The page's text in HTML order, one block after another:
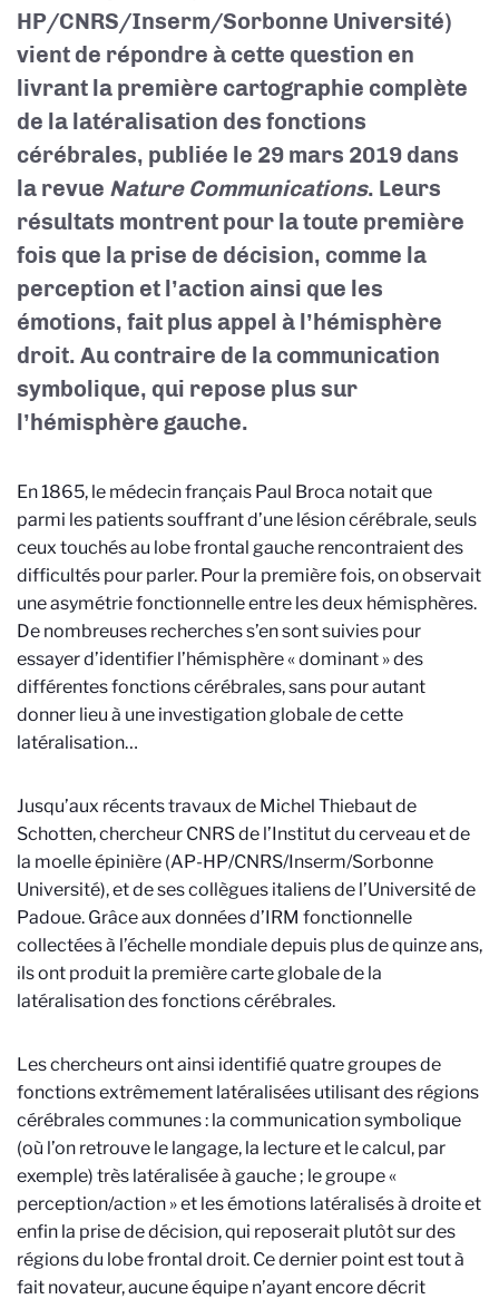
HP/CNRS/Inserm/Sorbonne Université)
vient de répondre à cette question en
livrant la première cartographie complète
de la latéralisation des fonctions
cérébrales, publiée le 29 mars 2019 dans
la revue Nature Communications. Leurs
résultats montrent pour la toute première
fois que la prise de décision, comme la
perception et l’action ainsi que les
émotions, fait plus appel à l’hémisphère
droit. Au contraire de la communication
symbolique, qui repose plus sur
l’hémisphère gauche.
En 1865, le médecin français Paul Broca notait que
parmi les patients souffrant d’une lésion cérébrale, seuls
ceux touchés au lobe frontal gauche rencontraient des
difficultés pour parler. Pour la première fois, on observait
une asymétrie fonctionnelle entre les deux hémisphères.
De nombreuses recherches s’en sont suivies pour
essayer d’identifier l’hémisphère « dominant » des
différentes fonctions cérébrales, sans pour autant
donner lieu à une investigation globale de cette
latéralisation…
Jusqu’aux récents travaux de Michel Thiebaut de
Schotten, chercheur CNRS de l’Institut du cerveau et de
la moelle épinière (AP-HP/CNRS/Inserm/Sorbonne
Université), et de ses collègues italiens de l’Université de
Padoue. Grâce aux données d’IRM fonctionnelle
collectées à l’échelle mondiale depuis plus de quinze ans,
ils ont produit la première carte globale de la
latéralisation des fonctions cérébrales.
Les chercheurs ont ainsi identifié quatre groupes de
fonctions extrêmement latéralisées utilisant des régions
cérébrales communes : la communication symbolique
(où l’on retrouve le langage, la lecture et le calcul, par
exemple) très latéralisée à gauche ; le groupe «
perception/action » et les émotions latéralisés à droite et
enfin la prise de décision, qui reposerait plutôt sur des
régions du lobe frontal droit. Ce dernier point est tout à
fait novateur, aucune équipe n’ayant encore décrit